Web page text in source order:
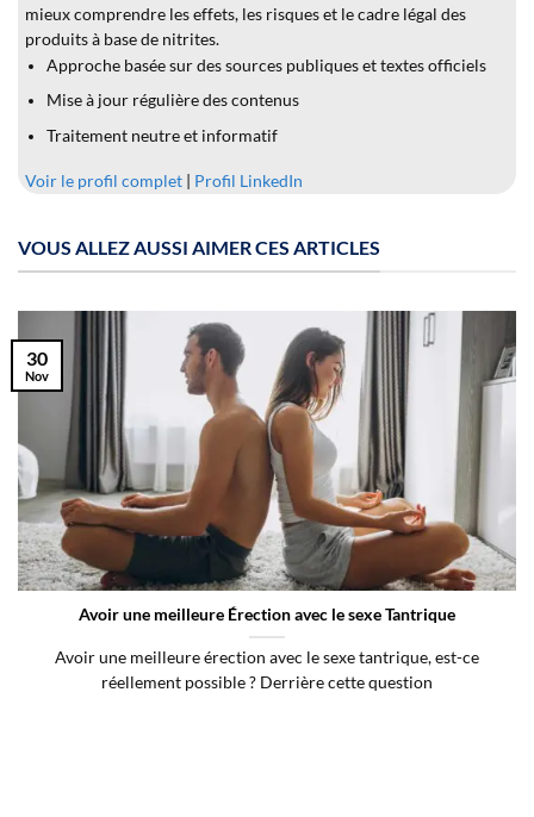
mieux comprendre les effets, les risques et le cadre légal des
produits à base de nitrites.
Approche basée sur des sources publiques et textes officiels
Mise à jour régulière des contenus
Traitement neutre et informatif
Voir le profil complet Profil LinkedIn
VOUS ALLEZ AUSSI AIMER CES ARTICLES
Avoir une meilleure Érection avec le sexe Tantrique
Avoir une meilleure érection avec le sexe tantrique, est-ce
réellement possible ? Derrière cette question
30
Nov